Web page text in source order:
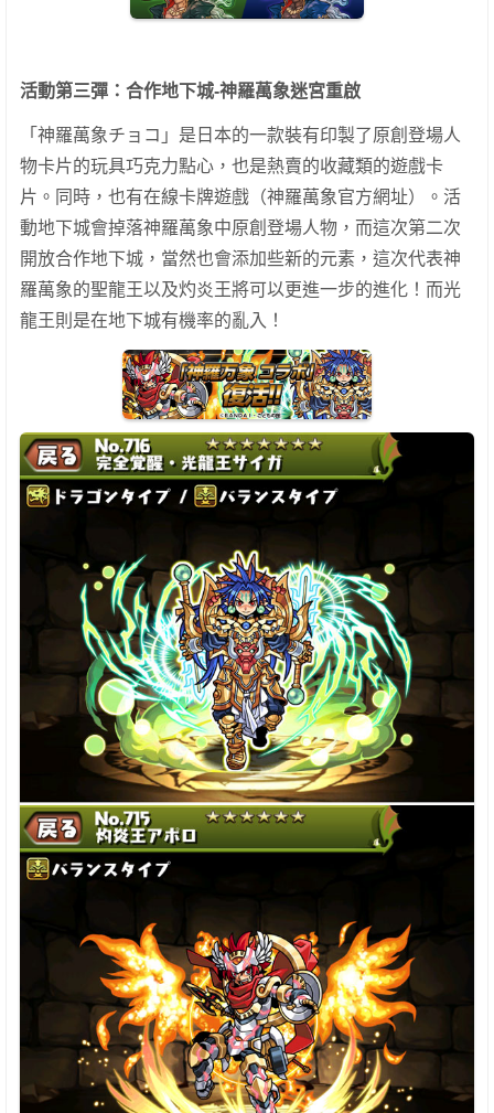
活動第三彈：合作地下城-神羅萬象迷宮重啟
「神羅萬象チョコ」是日本的一款裝有印製了原創登場人
物卡片的玩具巧克力點心，也是熱賣的收藏類的遊戲卡
片。同時，也有在線卡牌遊戲（神羅萬象官方網址）。活
動地下城會掉落神羅萬象中原創登場人物，而這次第二次
開放合作地下城，當然也會添加些新的元素，這次代表神
羅萬象的聖龍王以及灼炎王將可以更進一步的進化！而光
龍王則是在地下城有機率的亂入！